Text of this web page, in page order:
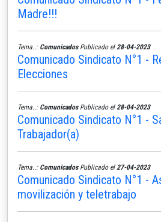
Madre!!!
Tema..: ComunicadosPublicado el 28-04-2023
Comunicado Sindicato N°1 -
Elecciones
Tema..: ComunicadosPublicado el 28-04-2023
Comunicado Sindicato N°1 -
Trabajador(a)
Tema..: ComunicadosPublicado el 27-04-2023
Comunicado Sindicato N°1 -
movilización y teletrabajo